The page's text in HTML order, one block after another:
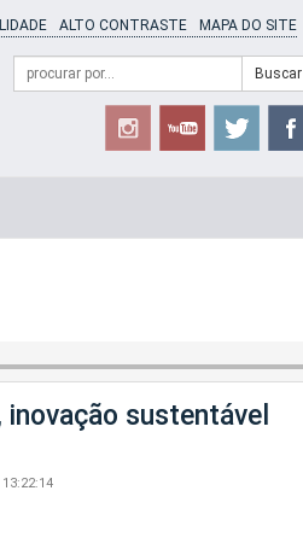
ALTO CONTRASTE MAPA DO SITE
Formulário
Campo
de
Buscar
sustentável